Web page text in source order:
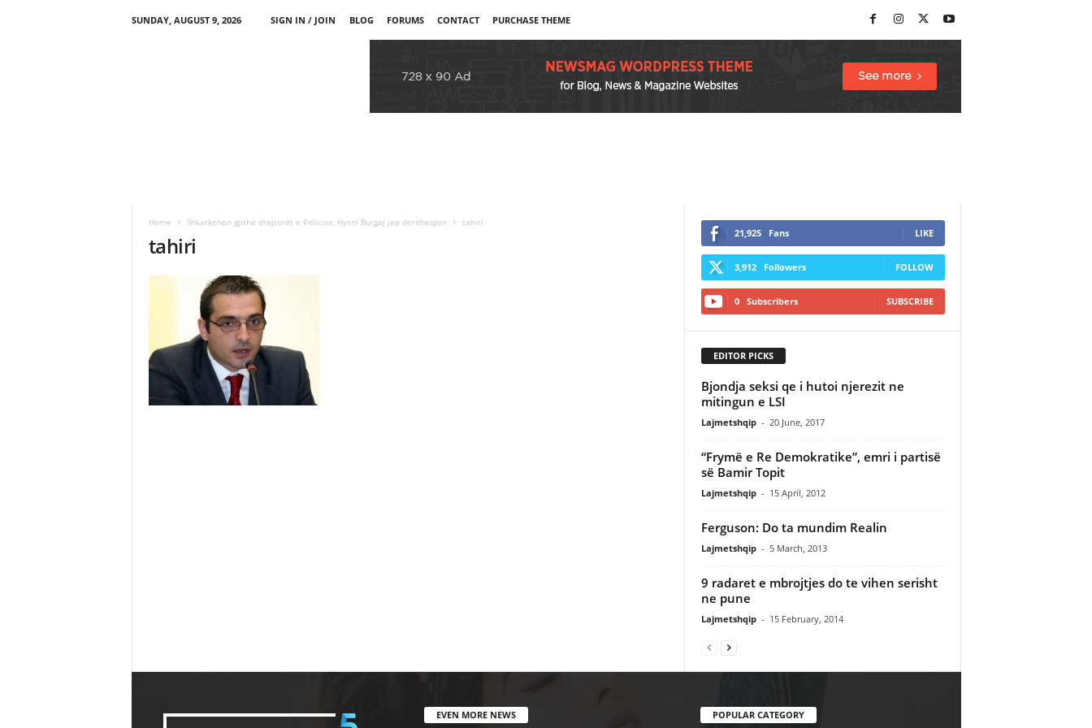
SUNDAY, AUGUST 9, 2026 SIGN IN / JOIN BLOG FORUMS CONTACT PURCHASE THEME
Home Shkarkohen gjithë drejtorët e Policise, Hysni Burgaj jep dorëheqjen tahiri
tahiri 21,925 Fans LIKE
3,912 Followers FOLLOW
0 Subscribers SUBSCRIBE
EDITOR PICKS
Bjondja seksi qe i hutoi njerezit ne
mitingun e LSI
Lajmetshqip - 20 June, 2017
“Frymë e Re Demokratike”, emri i partisë
së Bamir Topit
Lajmetshqip - 15 April, 2012
Ferguson: Do ta mundim Realin
Lajmetshqip - 5 March, 2013
9 radaret e mbrojtjes do te vihen serisht
ne pune
Lajmetshqip - 15 February, 2014
EVEN MORE NEWS POPULAR CATEGORY